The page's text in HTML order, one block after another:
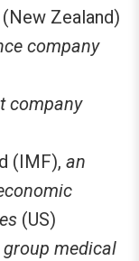
(New Zealand)
company
company
(IMF), an
(US)
medical